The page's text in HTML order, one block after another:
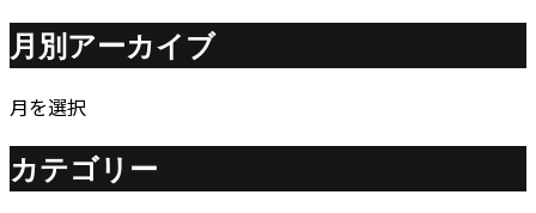
月別アーカイブ
月を選択
カテゴリー